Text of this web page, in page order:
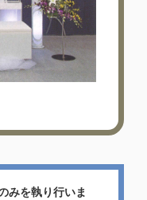
みを執り行いま